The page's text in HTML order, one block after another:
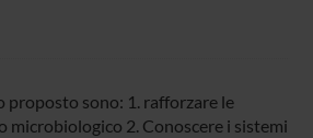
proposto sono: 1. rafforzare le
microbiologico 2. Conoscere i sistemi